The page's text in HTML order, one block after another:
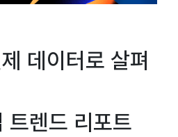
데이터로 살펴
렌드 리포트